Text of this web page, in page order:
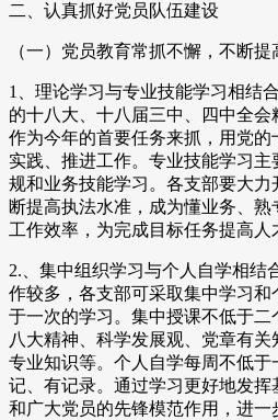
二、认真抓好党员队伍建设
（一）党员教育常抓不懈，不断
1、理论学习与专业技能学习相结
的十八大、十八届三中、四中全
作为今年的首要任务来抓，用党
实践、推进工作。专业技能学习
规和业务技能学习。各支部要大
断提高执法水准，成为懂业务、
工作效率，为完成目标任务提高人
2.、集中组织学习与个人自学相结
作较多，各支部可采取集中学习
于一次的学习。集中授课不低于
八大精神、科学发展观、党章有关
专业知识等。个人自学每周不低
记、有记录。通过学习更好地发挥
和广大党员的先锋模范作用，进